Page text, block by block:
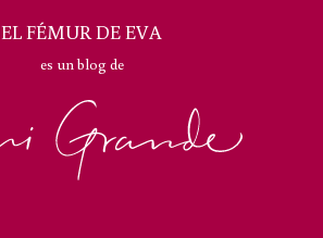
EL FÉMUR DE EVA
es un blog de